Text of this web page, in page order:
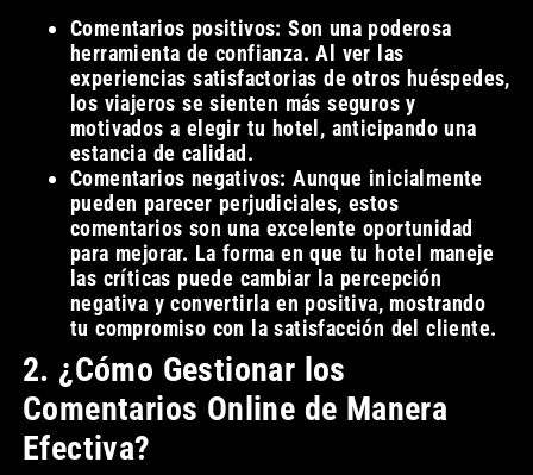
Comentarios positivos: Son una poderosa
herramienta de confianza. Al ver las
experiencias satisfactorias de otros huéspedes,
los viajeros se sienten más seguros y
motivados a elegir tu hotel, anticipando una
estancia de calidad.
Comentarios negativos: Aunque inicialmente
pueden parecer perjudiciales, estos
comentarios son una excelente oportunidad
para mejorar. La forma en que tu hotel maneje
las críticas puede cambiar la percepción
negativa y convertirla en positiva, mostrando
tu compromiso con la satisfacción del cliente.
2. ¿Cómo Gestionar los
Comentarios Online de Manera
Efectiva?